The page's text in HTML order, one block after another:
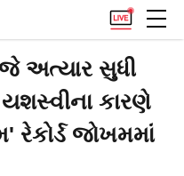
અત્યાર સુધી
કારણે
જોખમમાં